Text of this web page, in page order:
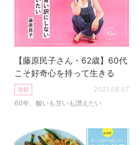
【藤原民子さん・62歳】60代
こそ好奇心を持って生きる
連載
60年、酸いも甘いも讃えたい
2021.08.07